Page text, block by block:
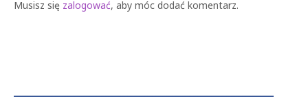
Musisz się zalogować , aby móc dodać komentarz.